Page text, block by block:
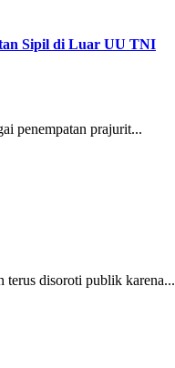
Sipil di Luar UU TNI
penempatan prajurit...
terus disoroti publik karena...